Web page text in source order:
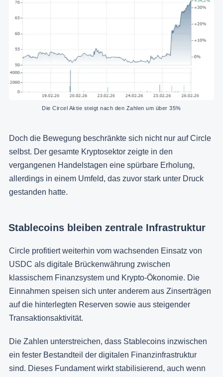
Die Circel Aktie steigt nach den Zahlen um über 35%
Doch die Bewegung beschränkte sich nicht nur auf Circle
selbst. Der gesamte Kryptosektor zeigte in den
vergangenen Handelstagen eine spürbare Erholung,
allerdings in einem Umfeld, das zuvor stark unter Druck
gestanden hatte.
Stablecoins bleiben zentrale Infrastruktur
Circle profitiert weiterhin vom wachsenden Einsatz von
USDC als digitale Brückenwährung zwischen
klassischem Finanzsystem und Krypto-Ökonomie. Die
Einnahmen speisen sich unter anderem aus Zinserträgen
auf die hinterlegten Reserven sowie aus steigender
Transaktionsaktivität.
Die Zahlen unterstreichen, dass Stablecoins inzwischen
ein fester Bestandteil der digitalen Finanzinfrastruktur
sind. Dieses Fundament wirkt stabilisierend, auch wenn